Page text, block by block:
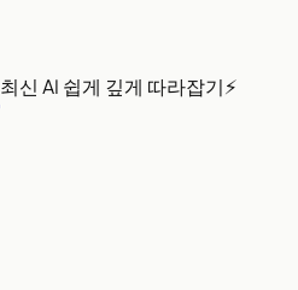
최신 AI 쉽게 깊게 따라잡기⚡